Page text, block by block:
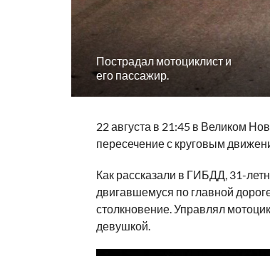
Пострадал мотоциклист и
его пассажир.
22 августа в 21:45 в Великом
пересечение с круговым
Как рассказали в ГИБДД, 31-
двигавшемуся по главной
столкновение. Управлял
девушкой.